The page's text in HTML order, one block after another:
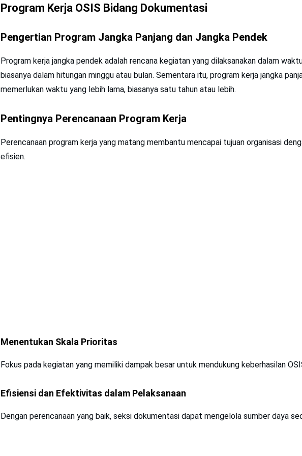
Program Kerja OSIS Bidang Dokumentasi
Pengertian Program Jangka Panjang dan Jangka Pendek
Program kerja jangka pendek adalah rencana kegiatan yang dilaksanakan dalam
biasanya dalam hitungan minggu atau bulan. Sementara itu, program kerja jangka
memerlukan waktu yang lebih lama, biasanya satu tahun atau lebih.
Pentingnya Perencanaan Program Kerja
Perencanaan program kerja yang matang membantu mencapai tujuan organisasi
efisien.
Menentukan Skala Prioritas
Fokus pada kegiatan yang memiliki dampak besar untuk mendukung keberhasilan
Efisiensi dan Efektivitas dalam Pelaksanaan
Dengan perencanaan yang baik, seksi dokumentasi dapat mengelola sumber daya